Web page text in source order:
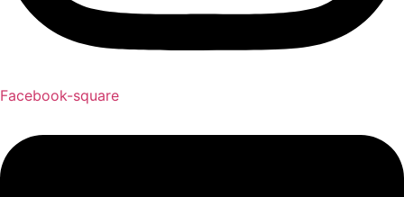
Facebook-square